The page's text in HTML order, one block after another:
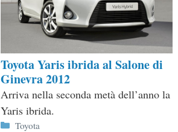
Toyota Yaris ibrida al Salone di
Ginevra 2012
Arriva nella seconda metà dell’anno la
Yaris ibrida.
Categorie
Toyota